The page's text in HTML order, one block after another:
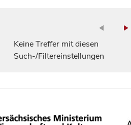
Keine Treffer mit diesen
Such-/Filtereinstellungen